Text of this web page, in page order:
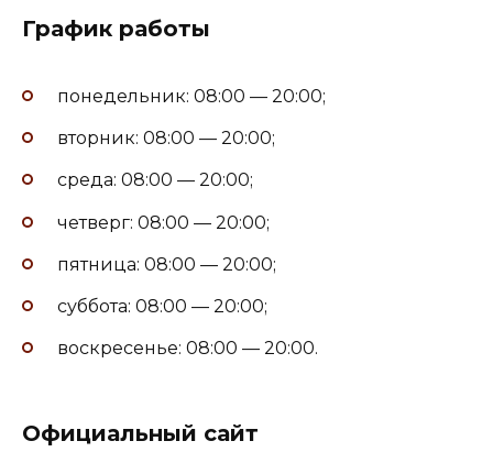
График работы
понедельник: 08:00 — 20:00;
вторник: 08:00 — 20:00;
среда: 08:00 — 20:00;
четверг: 08:00 — 20:00;
пятница: 08:00 — 20:00;
суббота: 08:00 — 20:00;
воскресенье: 08:00 — 20:00.
Официальный сайт